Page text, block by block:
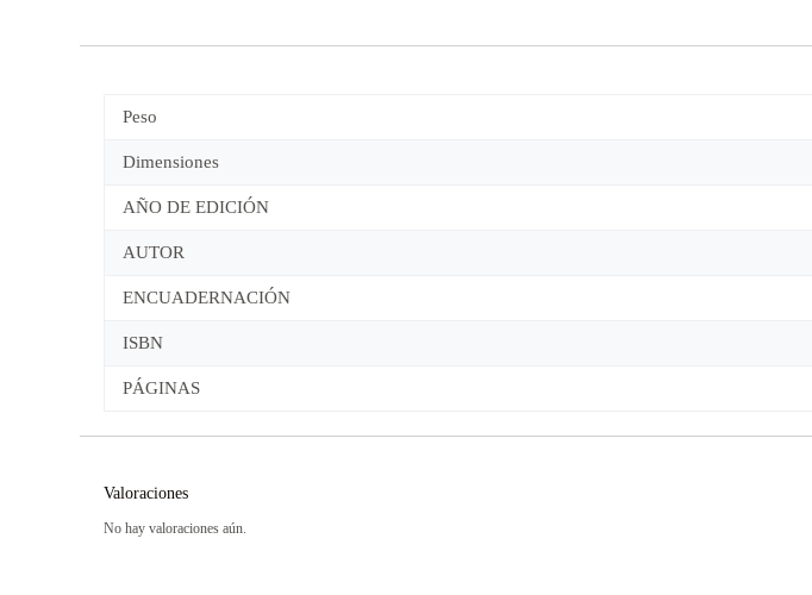
Peso
Dimensiones
AÑO DE EDICIÓN
AUTOR
ENCUADERNACIÓN
ISBN
PÁGINAS
Valoraciones
No hay valoraciones aún.